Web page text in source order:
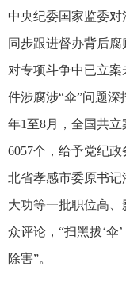
中央纪委国家监委对
同步跟进督办背后
对专项斗争中已立
件涉腐涉“伞”问题
年1至8月，全国共
6057个，给予党纪
北省孝感市委原书
大功等一批职位高
众评论，“扫黑拔‘伞
除害”。